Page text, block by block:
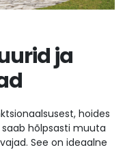
ja
hoides
hõlpsasti muuta
See on ideaalne